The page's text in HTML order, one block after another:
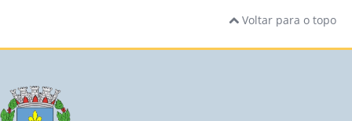
Voltar para o topo